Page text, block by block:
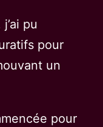
pu
pour
un
pour